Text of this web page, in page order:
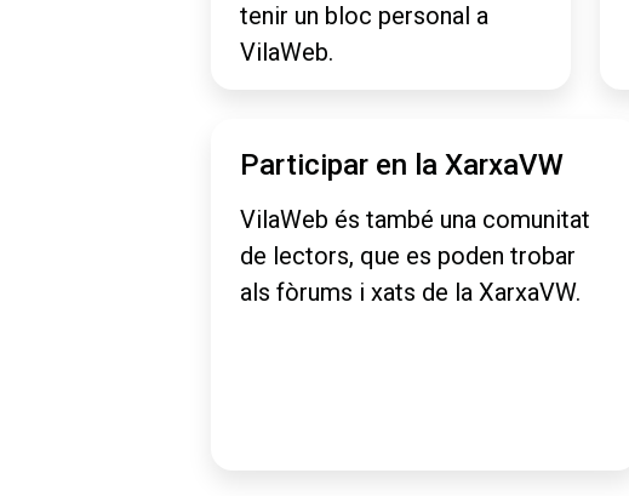
tenir un bloc personal a
VilaWeb.
Participar en la XarxaVW
VilaWeb és també una comunitat
de lectors, que es poden trobar
als fòrums i xats de la XarxaVW.